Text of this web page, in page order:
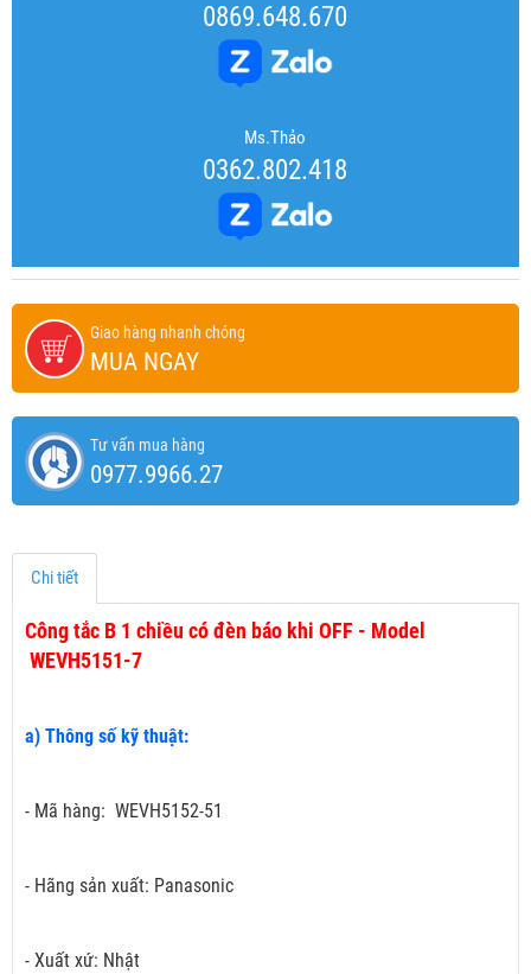
0869.648.670
Ms.Thảo
0362.802.418
Giao hàng nhanh chóng
MUA NGAY
Tư vấn mua hàng
0977.9966.27
Chi tiết
Công tắc B 1 chiều có đèn báo khi OFF - Model
WEVH5151-7
a) Thông số kỹ thuật:
- Mã hàng: WEVH5152-51
- Hãng sản xuất: Panasonic
- Xuất xứ: Nhật